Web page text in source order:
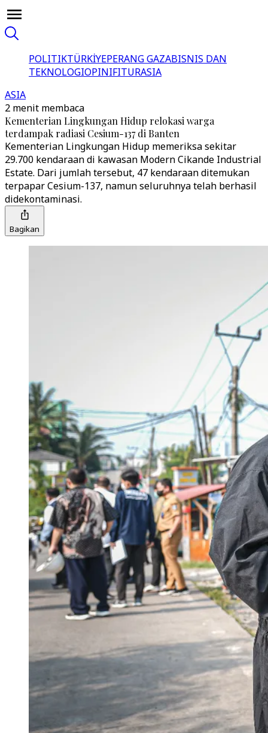
POLITIKTÜRKİYEPERANG GAZABISNIS DAN
TEKNOLOGIOPINIFITURASIA
ASIA
2 menit membaca
Kementerian Lingkungan Hidup relokasi warga
terdampak radiasi Cesium-137 di Banten
Kementerian Lingkungan Hidup memeriksa sekitar
29.700 kendaraan di kawasan Modern Cikande Industrial
Estate. Dari jumlah tersebut, 47 kendaraan ditemukan
terpapar Cesium-137, namun seluruhnya telah berhasil
didekontaminasi.
Bagikan